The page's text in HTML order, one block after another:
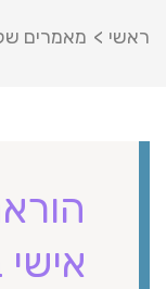
ראשי > מאמרים של